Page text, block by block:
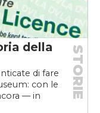
della
di fare
con le
— in
STORIE